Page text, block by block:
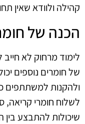
קהילה ולוודא שאין
הכנה של
לימוד מרחוק לא
של חומרים נוספים
ולהקנות למשתתפים
לשלוח חומרי קריאה,
שיכולות להתבצע בין